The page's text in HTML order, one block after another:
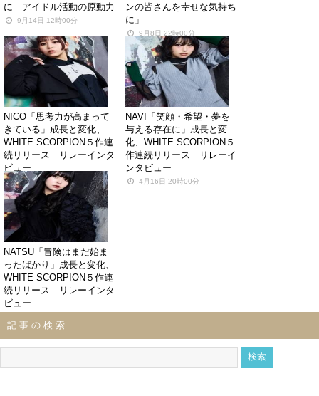
に アイドル活動の原動力
9月14日 12時00分
ンの皆さんを幸せな気持ち
に」
9月8日 22時00分
NICO「思考力が高まって
きている」成長と変化、
WHITE SCORPION５作連
続リリース リレーインタ
ビュー
4月17日 20時00分
NAVI「笑顔・希望・夢を
与える存在に」成長と変
化、WHITE SCORPION５
作連続リリース リレーイ
ンタビュー
4月16日 20時00分
NATSU「冒険はまだ始ま
ったばかり」成長と変化、
WHITE SCORPION５作連
続リリース リレーインタ
ビュー
記事の検索